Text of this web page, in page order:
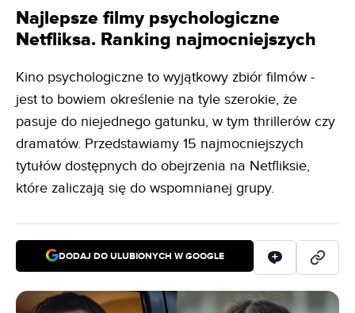
Najlepsze filmy psychologiczne
Netfliksa. Ranking najmocniejszych
Kino psychologiczne to wyjątkowy zbiór filmów -
jest to bowiem określenie na tyle szerokie, że
pasuje do niejednego gatunku, w tym thrillerów czy
dramatów. Przedstawiamy 15 najmocniejszych
tytułów dostępnych do obejrzenia na Netfliksie,
które zaliczają się do wspomnianej grupy.
DODAJ DO ULUBIONYCH W GOOGLE